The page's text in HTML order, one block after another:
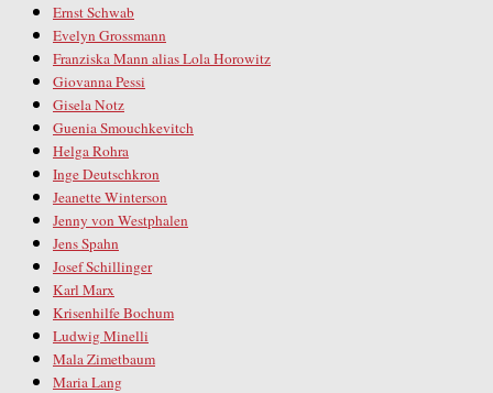
Ernst Schwab
Evelyn Grossmann
Franziska Mann alias Lola Horowitz
Giovanna Pessi
Gisela Notz
Guenia Smouchkevitch
Helga Rohra
Inge Deutschkron
Jeanette Winterson
Jenny von Westphalen
Jens Spahn
Josef Schillinger
Karl Marx
Krisenhilfe Bochum
Ludwig Minelli
Mala Zimetbaum
Maria Lang